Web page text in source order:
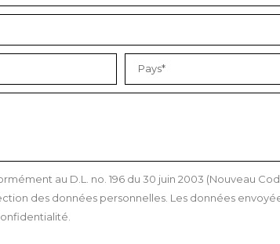
au D.L. no. 196 du 30 juin 2003 (Nouveau
des données personnelles. Les données